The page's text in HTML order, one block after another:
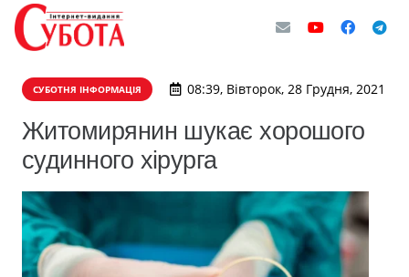
СУБОТНЯ ІНФОРМАЦІЯ 08:39, Вівторок, 28 Грудня, 2021
Житомирянин шукає хорошого
судинного хірурга